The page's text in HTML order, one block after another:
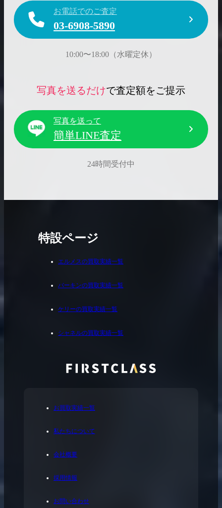
お電話でのご査定
03-6908-5890
10:00〜18:00（水曜定休）
写真を送るだけで査定額をご提示
写真を送って
簡単LINE査定
24時間受付中
お買取実績一覧
私たちについて
会社概要
採用情報
お問い合わせ
特設ページ
エルメスの買取実績一覧
バーキンの買取実績一覧
ケリーの買取実績一覧
シャネルの買取実績一覧